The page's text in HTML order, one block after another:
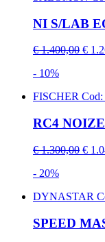
NI S/LAB
€ 1.400,00 €
- 10%
FISCHER Cod:
RC4
€ 1.300,00 €
- 20%
DYNASTAR
SPEED